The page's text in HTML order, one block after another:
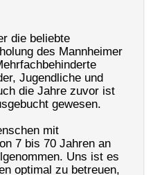
die beliebte
des Mannheimer
Jugendliche und
die Jahre zuvor ist
gewesen.
mit
7 bis 70 Jahren an
Uns ist es
optimal zu betreuen,